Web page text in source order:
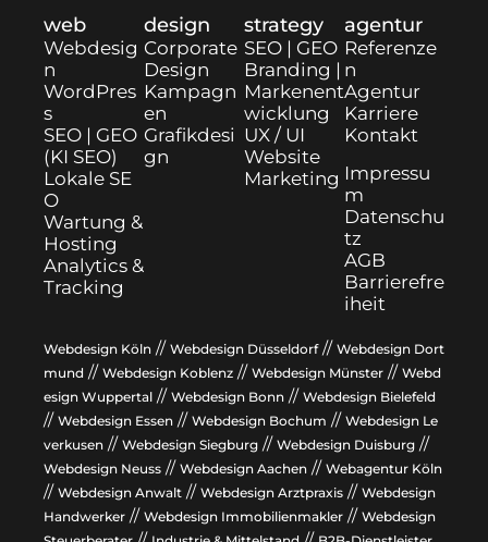
web
Webdesig
n
WordPres
s
SEO | GEO
(KI SEO)
Lokale SE
O
Wartung &
Hosting
Analytics &
Tracking
design
Corporate
Design
Kampagn
en
Grafikdesi
gn
strategy
SEO | GEO
Branding |
Marken­ent
wicklung
UX / UI
Website
Marketing
agentur
Referenze
n
Agentur
Karriere
Kontakt
Impressu
m
Datenschu
tz
AGB
Barrierefre
iheit
Webdesign Köln// Webdesign Düsseldorf// Webdesign Dort
mund // Webdesign Koblenz// Webdesign Münster// Webd
esign Wuppertal// Webdesign Bonn// Webdesign Bielefeld
// Webdesign Essen// Webdesign Bochum // Webdesign Le
verkusen// Webdesign Siegburg// Webdesign Duisburg//
Webdesign Neuss// Webdesign Aachen// Webagentur Köln
// Webdesign Anwalt// Webdesign Arztpraxis// Webdesign
Handwerker// Webdesign Immobilienmakler// Webdesign